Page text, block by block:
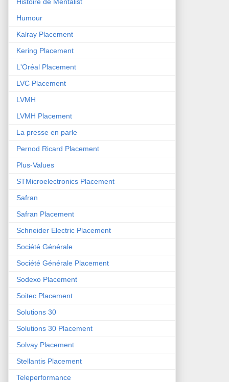
Humour
Kalray Placement
Kering Placement
L'Oréal Placement
LVC Placement
LVMH
LVMH Placement
La presse en parle
Pernod Ricard Placement
Plus-Values
STMicroelectronics Placement
Safran
Safran Placement
Schneider Electric Placement
Société Générale
Société Générale Placement
Sodexo Placement
Soitec Placement
Solutions 30
Solutions 30 Placement
Solvay Placement
Stellantis Placement
Teleperformance